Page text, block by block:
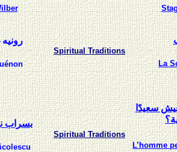
Spiritual Traditions
La
بسراب
Spiritual Traditions
سعيدًا
L’homme